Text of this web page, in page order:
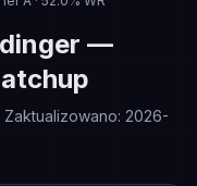
—
Zaktualizowano: 2026-